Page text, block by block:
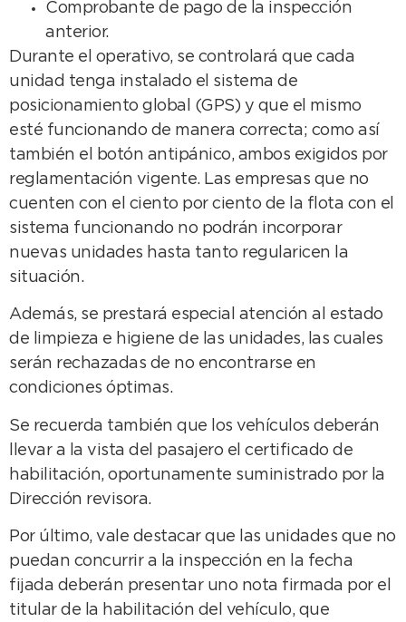
Comprobante de pago de la inspección
anterior.
Durante el operativo, se controlará que cada
unidad tenga instalado el sistema de
posicionamiento global (GPS) y que el mismo
esté funcionando de manera correcta; como así
también el botón antipánico, ambos exigidos por
reglamentación vigente. Las empresas que no
cuenten con el ciento por ciento de la flota con el
sistema funcionando no podrán incorporar
nuevas unidades hasta tanto regularicen la
situación.
Además, se prestará especial atención al estado
de limpieza e higiene de las unidades, las cuales
serán rechazadas de no encontrarse en
condiciones óptimas.
Se recuerda también que los vehículos deberán
llevar a la vista del pasajero el certificado de
habilitación, oportunamente suministrado por la
Dirección revisora.
Por último, vale destacar que las unidades que no
puedan concurrir a la inspección en la fecha
fijada deberán presentar uno nota firmada por el
titular de la habilitación del vehículo, que